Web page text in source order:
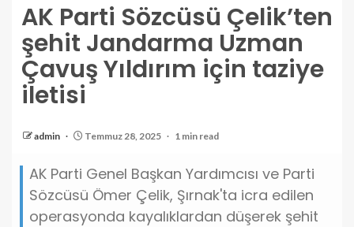
AK Parti Sözcüsü Çelik’ten
şehit Jandarma Uzman
Çavuş Yıldırım için taziye
iletisi
admin Temmuz 28, 2025 1 min read
AK Parti Genel Başkan Yardımcısı ve Parti
Sözcüsü Ömer Çelik, Şırnak'ta icra edilen
operasyonda kayalıklardan düşerek şehit